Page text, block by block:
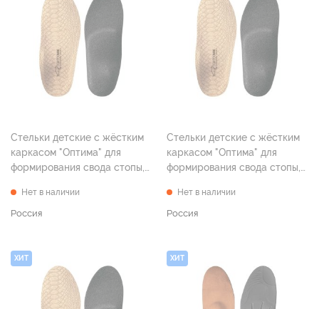
Стельки детские с жёстким
каркасом "Оптима" для
формирования свода стопы,
Нет в наличии
Россия
Стельки детские с жёстким
каркасом "Оптима" для
формирования свода стопы,
Нет в наличии
Россия
ХИТ ХИТ